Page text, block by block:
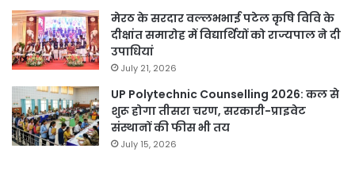
मेरठ के सरदार वल्लभभाई पटेल कृषि विवि के
दीक्षांत समारोह में विद्यार्थियों को राज्यपाल ने दी
उपाधियां
July 21, 2026
UP Polytechnic Counselling 2026: कल से
शुरू होगा तीसरा चरण, सरकारी-प्राइवेट
संस्थानों की फीस भी तय
July 15, 2026